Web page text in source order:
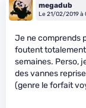
megadub
Le 21/02/2019 à
Je ne comprends
foutent totalement
semaines. Perso,
des vannes
(genre le forfait